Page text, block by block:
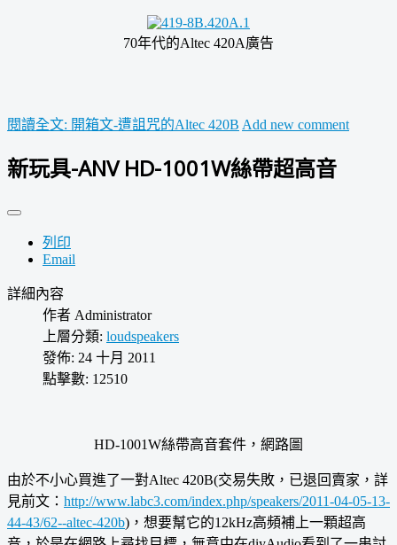
70年代的Altec 420A廣告
閱讀全文: 開箱文-遭詛咒的Altec 420B Add new comment
新玩具-ANV HD-1001W絲帶超高音
列印
Email
詳細內容
作者 Administrator
上層分類: loudspeakers
發佈: 24 十月 2011
點擊數: 12510
HD-1001W絲帶高音套件，網路圖
由於不小心買進了一對Altec 420B(交易失敗，已退回賣家，詳
見前文： http://www.labc3.com/index.php/speakers/2011-04-05-13-
44-43/62--altec-420b)，想要幫它的12kHz高頻補上一顆超高